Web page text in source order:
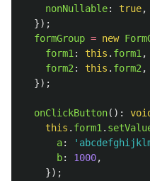
nonNullable: true,
});
formGroup = new
form1 : this . form1 ,
form2 : this . form2 ,
});
onClickButton():
this . form1 .
a: '
b: 1000,
});